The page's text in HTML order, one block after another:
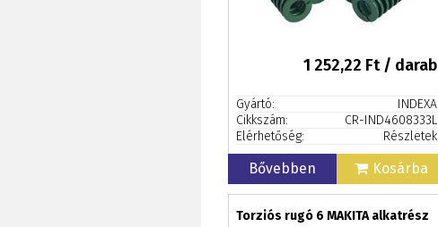
1 252,22 Ft / darab
Gyártó:
INDEXA
Cikkszám:
CR-IND4608333L
Elérhetőség:
Részletek
Bővebben Kosárba
Torziós rugó 6 MAKITA alkatrész